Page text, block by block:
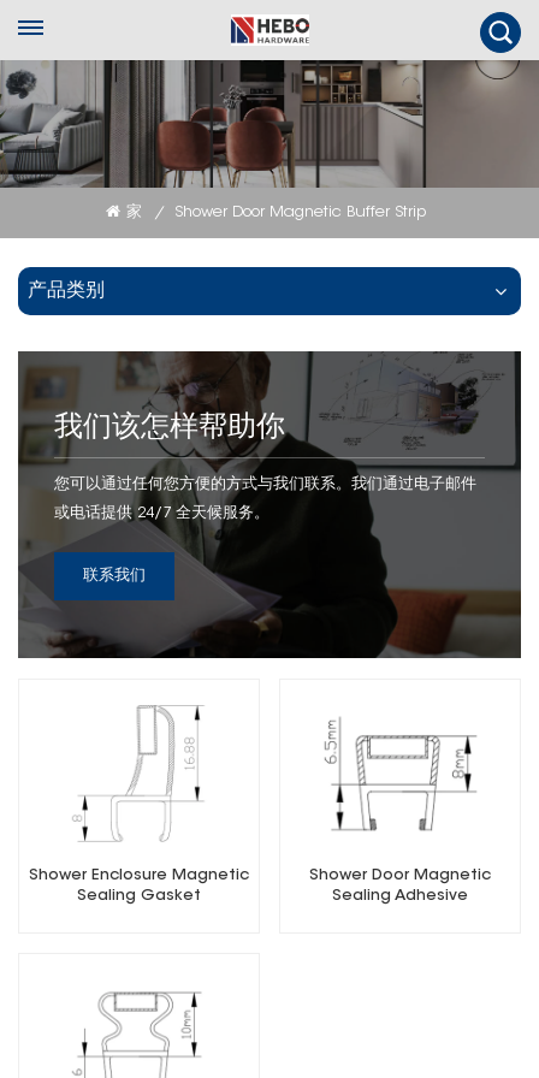
家 / Shower Door Magnetic Buffer Strip
产品类别
我们该怎样帮助你
您可以通过任何您方便的方式与我们联系。我们通过电子邮件
或电话提供 24/7 全天候服务。
联系我们
Shower Enclosure Magnetic
Sealing Gasket
Shower Door Magnetic
Sealing Adhesive